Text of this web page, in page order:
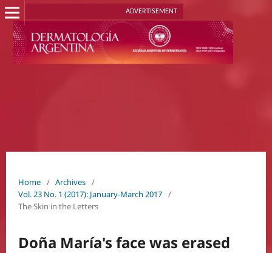
ADVERTISEMENT
Home / Archives /
Vol. 23 No. 1 (2017): January-March 2017 /
The Skin in the Letters
Doña María's face was erased